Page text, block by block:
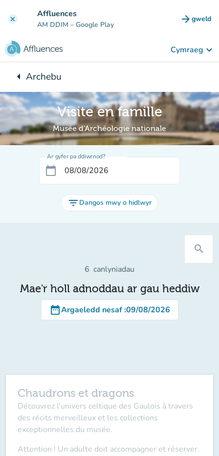
clear Affluences
AM DDIM – Google Play arrow_forward gweld
(tab
Cymraeg keyboard_arrow_down
arrow_leftYn ôl i:
Archebu
Visite en famille
Musée d'Archéologie nationale
Ar gyfer pa ddiwrnod?
calendar_today
filter_list Dangos mwy o hidlwyr
search
6 canlyniadau
Mae'r holl adnoddau ar gau heddiw
date_rangeArgaeledd nesaf:09/08/2026
Chaudrons et dragons
Découvrez l'univers celtique des Gaulois à travers
des récits merveilleux et les collections
exceptionnelles du musée.
Attention ! Un adulte doit accompagner et réserver.